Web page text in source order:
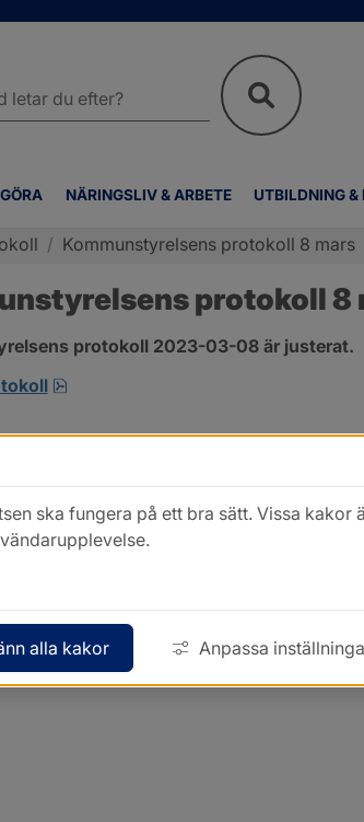
NÄRINGSLIV & ARBETE UTBILDNING &
/ Kommunstyrelsens protokoll 8 mars
protokoll 8
protokoll 2023-03-08 är justerat.
pdf, 1.3 MB, öppnas i nytt fönster.
ska fungera på ett bra sätt. Vissa kakor
alla kakor Anpassa